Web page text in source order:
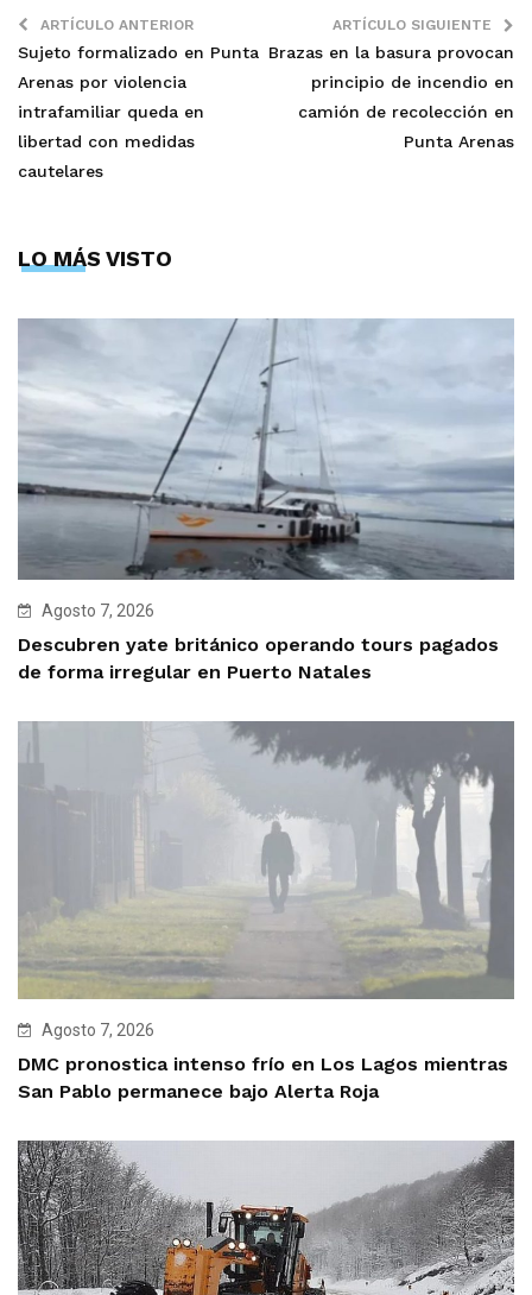
ARTÍCULO ANTERIOR
Sujeto formalizado en Punta
Arenas por violencia
intrafamiliar queda en
libertad con medidas
cautelares
ARTÍCULO SIGUIENTE
Brazas en la basura provocan
principio de incendio en
camión de recolección en
Punta Arenas
LO MÁS VISTO
Agosto 7, 2026
Descubren yate británico operando tours pagados
de forma irregular en Puerto Natales
Agosto 7, 2026
DMC pronostica intenso frío en Los Lagos mientras
San Pablo permanece bajo Alerta Roja